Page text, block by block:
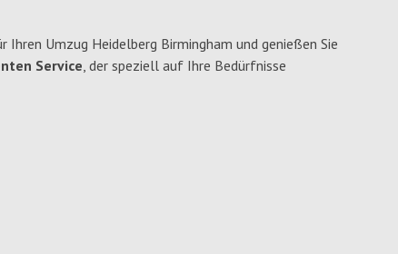
Umzug Heidelberg Birmingham und genießen Sie
Service, der speziell auf Ihre Bedürfnisse